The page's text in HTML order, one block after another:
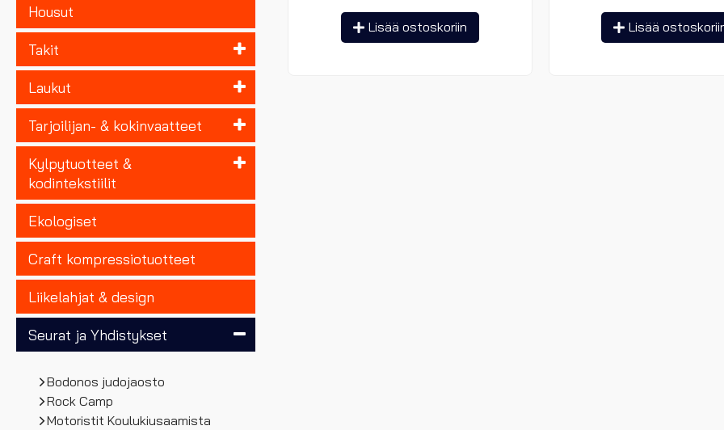
Housut
Takit
Laukut
Tarjoilijan- & kokinvaatteet
Kylpytuotteet &
kodintekstiilit
Ekologiset
Craft kompressiotuotteet
Liikelahjat & design
Seurat ja Yhdistykset
Bodonos judojaosto
Rock Camp
Motoristit Koulukiusaamista
Lisää ostoskoriin Lisää